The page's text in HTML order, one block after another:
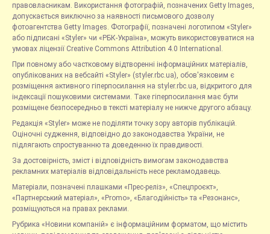
правовласникам. Використання фотографій, позначених Getty Images,
допускається виключно за наявності письмового дозволу
фотоагентства Getty Images. Фотографії, позначені логотипом «Styler»
або підписані «Styler» чи «РБК-Україна», можуть використовуватися на
умовах ліцензії Creative Commons Attribution 4.0 International.
При повному або частковому відтворенні інформаційних матеріалів,
опублікованих на вебсайті «Styler» (styler.rbc.ua), обов'язковим є
розміщення активного гіперпосилання на styler.rbc.ua, відкритого для
індексації пошуковими системами. Таке гіперпосилання має бути
розміщене безпосередньо в тексті матеріалу не нижче другого абзацу.
Редакція «Styler» може не поділяти точку зору авторів публікацій.
Оціночні судження, відповідно до законодавства України, не
підлягають спростуванню та доведенню їх правдивості.
За достовірність, зміст і відповідність вимогам законодавства
рекламних матеріалів відповідальність несе рекламодавець.
Матеріали, позначені плашками «Прес-реліз», «Спецпроєкт»,
«Партнерський матеріал», «Promo», «Благодійність» та «Резонанс»,
розміщуються на правах реклами.
Рубрика «Новини компаній» є інформаційним форматом, що містить